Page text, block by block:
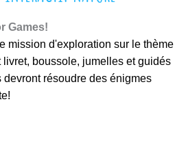
t
Games!
mission d'exploration sur le thème
boussole, jumelles et guidés
devront résoudre des énigmes